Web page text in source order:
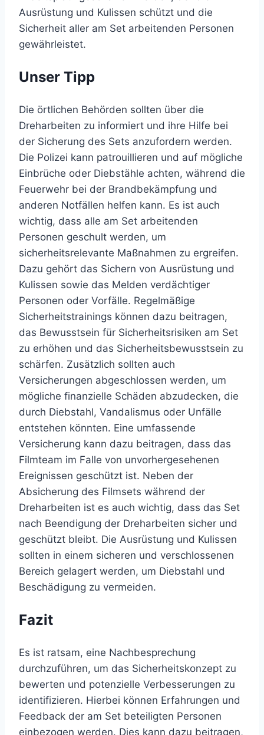
Ausrüstung und Kulissen schützt und die
Sicherheit aller am Set arbeitenden Personen
gewährleistet.
Unser Tipp
Die örtlichen Behörden sollten über die
Dreharbeiten zu informiert und ihre Hilfe bei
der Sicherung des Sets anzufordern werden.
Die Polizei kann patrouillieren und auf mögliche
Einbrüche oder Diebstähle achten, während die
Feuerwehr bei der Brandbekämpfung und
anderen Notfällen helfen kann. Es ist auch
wichtig, dass alle am Set arbeitenden
Personen geschult werden, um
sicherheitsrelevante Maßnahmen zu ergreifen.
Dazu gehört das Sichern von Ausrüstung und
Kulissen sowie das Melden verdächtiger
Personen oder Vorfälle. Regelmäßige
Sicherheitstrainings können dazu beitragen,
das Bewusstsein für Sicherheitsrisiken am Set
zu erhöhen und das Sicherheitsbewusstsein zu
schärfen. Zusätzlich sollten auch
Versicherungen abgeschlossen werden, um
mögliche finanzielle Schäden abzudecken, die
durch Diebstahl, Vandalismus oder Unfälle
entstehen könnten. Eine umfassende
Versicherung kann dazu beitragen, dass das
Filmteam im Falle von unvorhergesehenen
Ereignissen geschützt ist. Neben der
Absicherung des Filmsets während der
Dreharbeiten ist es auch wichtig, dass das Set
nach Beendigung der Dreharbeiten sicher und
geschützt bleibt. Die Ausrüstung und Kulissen
sollten in einem sicheren und verschlossenen
Bereich gelagert werden, um Diebstahl und
Beschädigung zu vermeiden.
Fazit
Es ist ratsam, eine Nachbesprechung
durchzuführen, um das Sicherheitskonzept zu
bewerten und potenzielle Verbesserungen zu
identifizieren. Hierbei können Erfahrungen und
Feedback der am Set beteiligten Personen
einbezogen werden. Dies kann dazu beitragen,